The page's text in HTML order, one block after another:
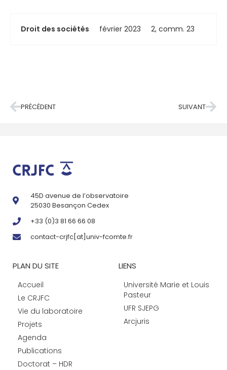
Droit des sociétés février 2023 2, comm. 23
PRÉCÉDENT SUIVANT
45D avenue de l’observatoire
25030 Besançon Cedex
+33 (0)3 81 66 66 08
contact-crjfc[at]univ-fcomte.fr
PLAN DU SITE
Accueil
Le CRJFC
Vie du laboratoire
Projets
Agenda
Publications
Doctorat – HDR
LIENS
Université Marie et Louis
Pasteur
UFR SJEPG
Arcjuris